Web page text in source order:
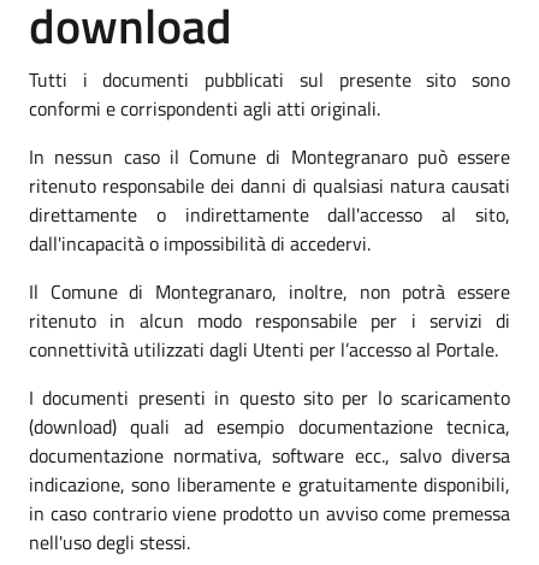
download
Tutti i documenti pubblicati sul presente sito sono
conformi e corrispondenti agli atti originali.
In nessun caso il Comune di Montegranaro può essere
ritenuto responsabile dei danni di qualsiasi natura causati
direttamente o indirettamente dall'accesso al sito,
dall'incapacità o impossibilità di accedervi.
Il Comune di Montegranaro, inoltre, non potrà essere
ritenuto in alcun modo responsabile per i servizi di
connettività utilizzati dagli Utenti per l’accesso al Portale.
I documenti presenti in questo sito per lo scaricamento
(download) quali ad esempio documentazione tecnica,
documentazione normativa, software ecc., salvo diversa
indicazione, sono liberamente e gratuitamente disponibili,
in caso contrario viene prodotto un avviso come premessa
nell'uso degli stessi.